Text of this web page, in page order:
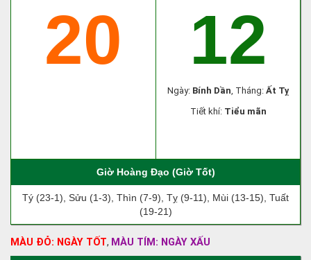
20 12
Ngày: Bính Dần, Tháng: Ất Tỵ
Tiết khí: Tiểu mãn
Giờ Hoàng Đạo (Giờ Tốt)
Tý (23-1), Sửu (1-3), Thìn (7-9), Tỵ (9-11), Mùi (13-15), Tuất
(19-21)
MÀU ĐỎ: NGÀY TỐT, MÀU TÍM: NGÀY XẤU